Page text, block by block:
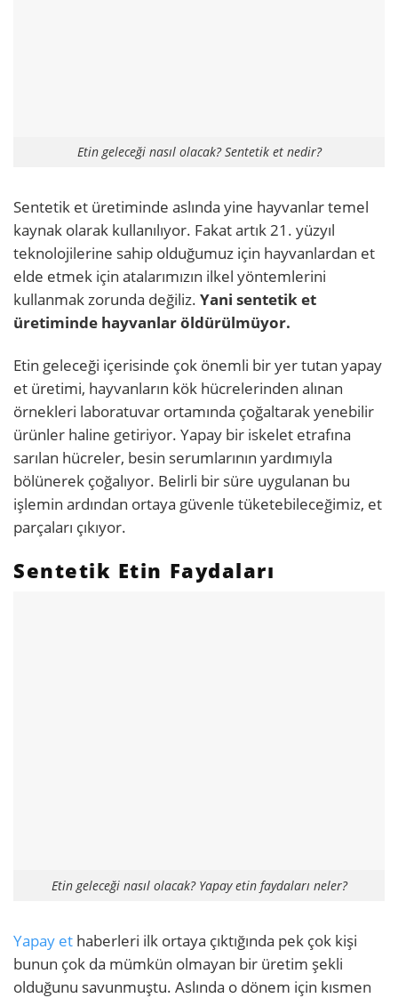
Etin geleceği nasıl olacak? Sentetik et nedir?
Sentetik et üretiminde aslında yine hayvanlar temel
kaynak olarak kullanılıyor. Fakat artık 21. yüzyıl
teknolojilerine sahip olduğumuz için hayvanlardan et
elde etmek için atalarımızın ilkel yöntemlerini
kullanmak zorunda değiliz. Yani sentetik et
üretiminde hayvanlar öldürülmüyor.
Etin geleceği içerisinde çok önemli bir yer tutan yapay
et üretimi, hayvanların kök hücrelerinden alınan
örnekleri laboratuvar ortamında çoğaltarak yenebilir
ürünler haline getiriyor. Yapay bir iskelet etrafına
sarılan hücreler, besin serumlarının yardımıyla
bölünerek çoğalıyor. Belirli bir süre uygulanan bu
işlemin ardından ortaya güvenle tüketebileceğimiz, et
parçaları çıkıyor.
Sentetik Etin Faydaları
Etin geleceği nasıl olacak? Yapay etin faydaları neler?
Yapay et haberleri ilk ortaya çıktığında pek çok kişi
bunun çok da mümkün olmayan bir üretim şekli
olduğunu savunmuştu. Aslında o dönem için kısmen